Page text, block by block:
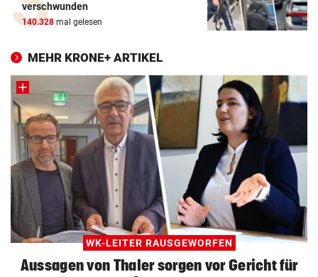
verschwunden
140.328 mal gelesen
MEHR KRONE+ ARTIKEL
WK-LEITER RAUSGEWORFEN
Aussagen von Thaler sorgen vor Gericht für